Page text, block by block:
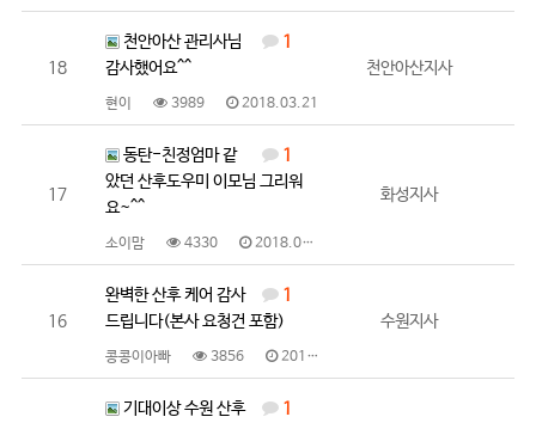
18
1
천안아산 관리사님
감사했어요^^
현이 3989 2018.03.21
천안아산지사
17
1
동탄-친정엄마 같
았던 산후도우미 이모님 그리워
요~^^
소이맘 4330 2018.03.19
화성지사
16
1
완벽한 산후 케어 감사
드립니다(본사 요청건 포함)
콩콩이아빠 3856 2018.03.16
수원지사
1
기대이상 수원 산후